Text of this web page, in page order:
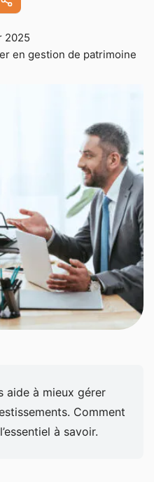
2025
en gestion de patrimoine
aide à mieux gérer
Comment
à savoir.